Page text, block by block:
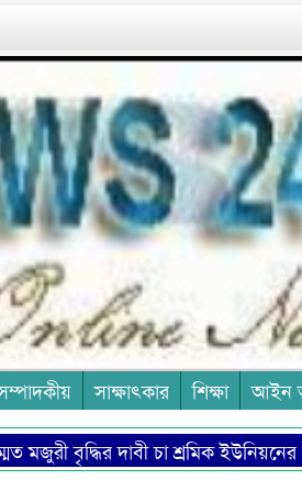
সাক্ষাৎকার শিক্ষা আইন
দাবী চা শ্রমিক ইউনিয়নের